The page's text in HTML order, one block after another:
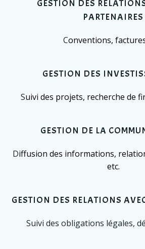
GESTION DES
PARTENAIRES
Conventions,
GESTION DES
Suivi des projets, recherche de
GESTION DE LA
Diffusion des informations,
etc.
GESTION DES RELATIONS
Suivi des obligations légales,